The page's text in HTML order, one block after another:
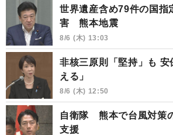
世界遺産含め79件の国指
害 熊本地震
8/6 (木) 13:03
非核三原則「堅持」も
える」
8/6 (木) 12:50
自衛隊 熊本で台風対策
支援